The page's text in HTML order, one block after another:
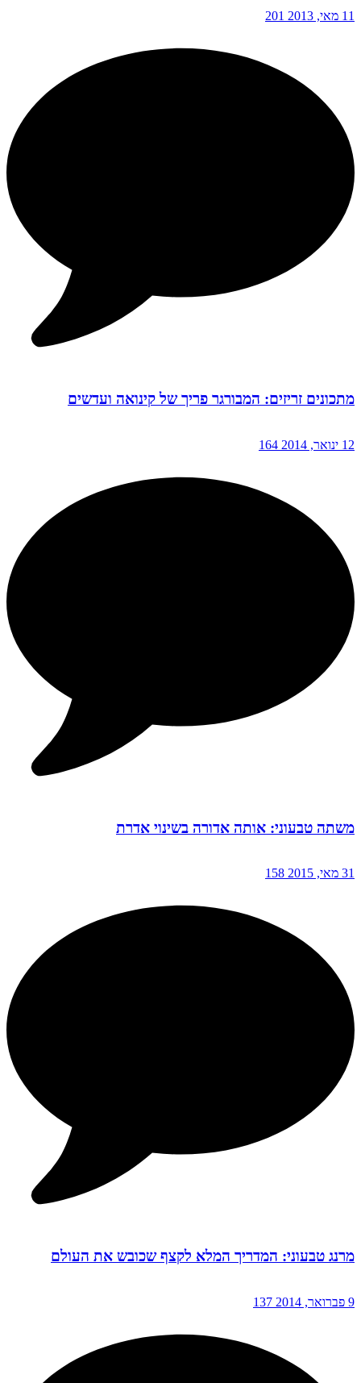
11 מאי, 2013 201
מתכונים זריזים: המבורגר פריך של קינואה ועדשים
12 ינואר, 2014 164
משתה טבעוני: אותה אדורה בשינוי אדרת
31 מאי, 2015 158
מרנג טבעוני: המדריך המלא לקצף שכובש את העולם
9 פברואר, 2014 137